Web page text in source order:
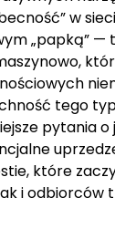
w
„papką” —
tego
pytania
które
i odbiorców